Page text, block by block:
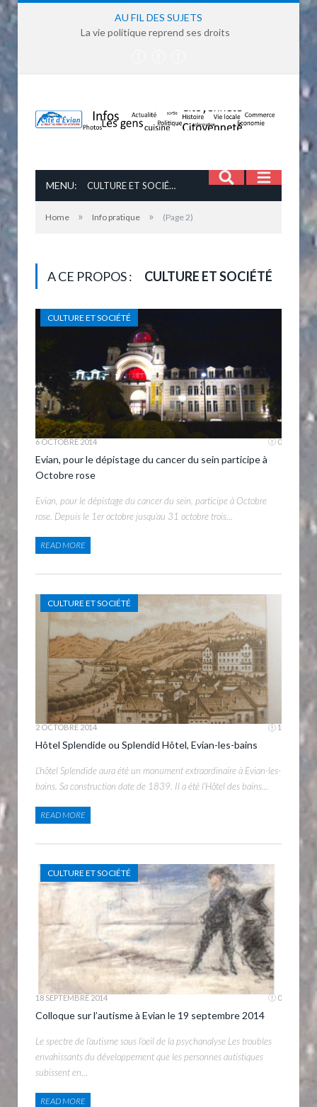
AU FIL DES SUJETS
La vie politique reprend ses droits
MENU: CULTURE ET SOCIÉTÉ
Home » Info pratique » (Page 2)
A CE PROPOS : CULTURE ET SOCIÉTÉ
CULTURE ET SOCIÉTÉ
6 OCTOBRE 2014 0
Evian, pour le dépistage du cancer du sein participe à
Octobre rose
Evian, pour le dépistage du cancer du sein, participe à Octobre
rose. Depuis le 1er octobre jusqu’au 31 octobre trois…
READ MORE
CULTURE ET SOCIÉTÉ
2 OCTOBRE 2014 1
Hôtel Splendide ou Splendid Hôtel, Evian-les-bains
L’hôtel Splendide aura été un monument extraordinaire à Evian-les-
bains. Sa construction date de 1839. Il a été l’Hôtel des bains…
READ MORE
CULTURE ET SOCIÉTÉ
18 SEPTEMBRE 2014 0
Colloque sur l’autisme à Evian le 19 septembre 2014
Le spectre de l’autisme sous l’oeil de la psychanalyse Les troubles
envahissants du développement que les personnes autistiques
subissent en…
READ MORE